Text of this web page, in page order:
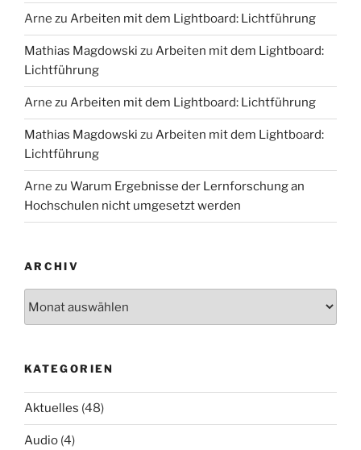
Arne zu Arbeiten mit dem Lightboard: Lichtführung
Mathias Magdowski zu Arbeiten mit dem Lightboard:
Lichtführung
Arne zu Arbeiten mit dem Lightboard: Lichtführung
Mathias Magdowski zu Arbeiten mit dem Lightboard:
Lichtführung
Arne zu Warum Ergebnisse der Lernforschung an
Hochschulen nicht umgesetzt werden
ARCHIV
KATEGORIEN
Aktuelles (48)
Audio (4)